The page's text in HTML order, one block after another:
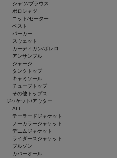
シャツ/ブラウス
ポロシャツ
ニット/セーター
ベスト
パーカー
スウェット
カーディガン/ボレロ
アンサンブル
ジャージ
タンクトップ
キャミソール
チューブトップ
その他トップス
ジャケット/アウター
ALL
テーラードジャケット
ノーカラージャケット
デニムジャケット
ライダースジャケット
ブルゾン
カバーオール